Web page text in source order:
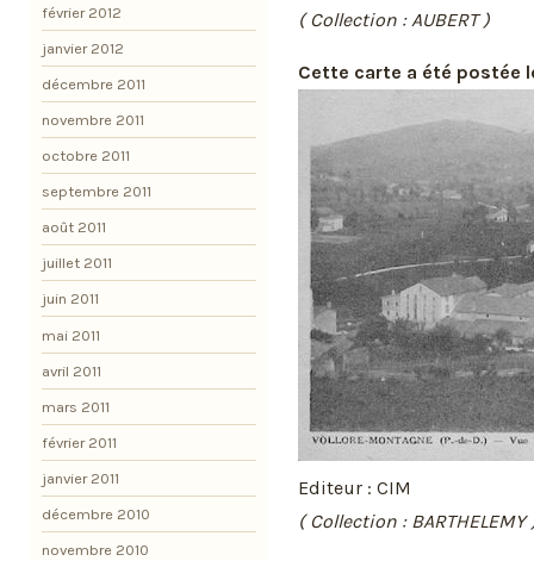
( Collection : AUBERT )
Cette carte a été postée
Editeur : CIM
( Collection : BARTHELEMY
février 2012
janvier 2012
décembre 2011
novembre 2011
octobre 2011
septembre 2011
août 2011
juillet 2011
juin 2011
mai 2011
avril 2011
mars 2011
février 2011
janvier 2011
décembre 2010
novembre 2010